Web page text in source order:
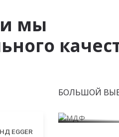
мы
БОЛЬШОЙ